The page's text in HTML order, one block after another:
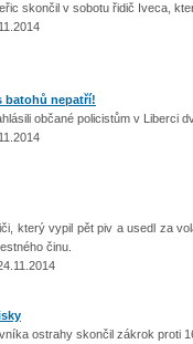
skončil v sobotu řidič Iveca,
batohů nepatří!
občané policistům v Liberci
který vypil pět piv a usedl za
činu.
ostrahy skončil zákrok proti